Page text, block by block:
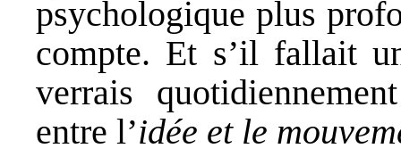
psychologique plus
compte. Et s’il fallait
verrais
entre l’idée et le